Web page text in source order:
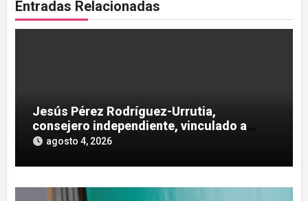
Entradas Relacionadas
Jesús Pérez Rodríguez-Urrutia,
consejero independiente, vinculado a
maniobras en el rescate de Tubos
agosto 4, 2026